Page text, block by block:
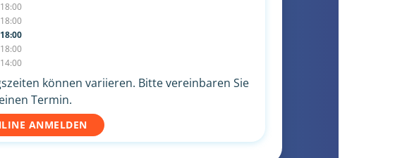
können variieren. Bitte vereinbaren Sie
Termin.
ANMELDEN